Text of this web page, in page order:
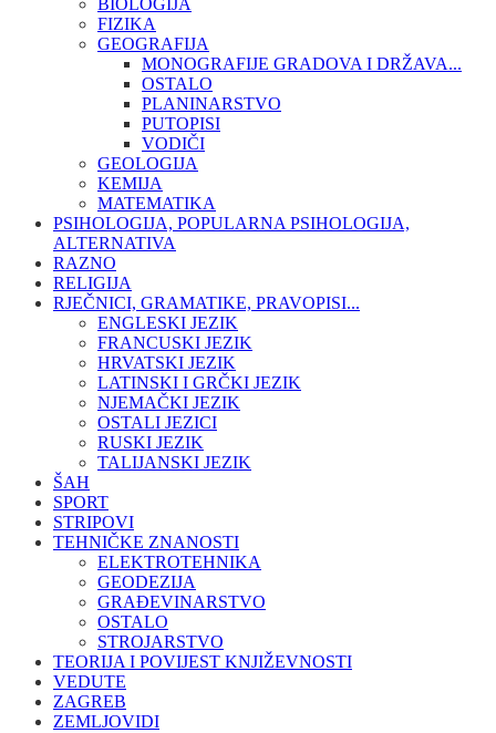
BIOLOGIJA
FIZIKA
GEOGRAFIJA
MONOGRAFIJE GRADOVA I DRŽAVA...
OSTALO
PLANINARSTVO
PUTOPISI
VODIČI
GEOLOGIJA
KEMIJA
MATEMATIKA
PSIHOLOGIJA, POPULARNA PSIHOLOGIJA,
ALTERNATIVA
RAZNO
RELIGIJA
RJEČNICI, GRAMATIKE, PRAVOPISI...
ENGLESKI JEZIK
FRANCUSKI JEZIK
HRVATSKI JEZIK
LATINSKI I GRČKI JEZIK
NJEMAČKI JEZIK
OSTALI JEZICI
RUSKI JEZIK
TALIJANSKI JEZIK
ŠAH
SPORT
STRIPOVI
TEHNIČKE ZNANOSTI
ELEKTROTEHNIKA
GEODEZIJA
GRAĐEVINARSTVO
OSTALO
STROJARSTVO
TEORIJA I POVIJEST KNJIŽEVNOSTI
VEDUTE
ZAGREB
ZEMLJOVIDI